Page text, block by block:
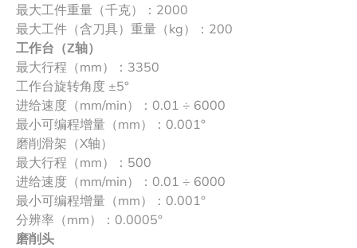
最大工件重量（千克）：2000
最大工件（含刀具）重量（kg）：200
工作台（Z轴）
最大行程（mm）：3350
工作台旋转角度 ±5°
进给速度（mm/min）：0.01 ÷ 6000
最小可编程增量（mm）：0.001°
磨削滑架（X轴）
最大行程（mm）：500
进给速度（mm/min）：0.01 ÷ 6000
最小可编程增量（mm）：0.001°
分辨率（mm）：0.0005°
磨削头